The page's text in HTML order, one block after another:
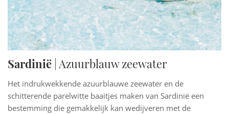
Sardinië | Azuurblauw zeewater
Het indrukwekkende azuurblauwe zeewater en de
schitterende parelwitte baaitjes maken van Sardinië een
bestemming die gemakkelijk kan wedijveren met de